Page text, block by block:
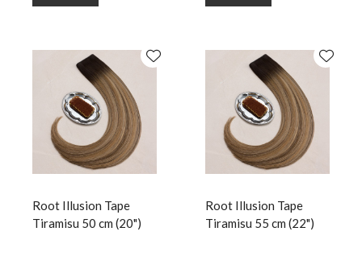
Root Illusion Tape
Tiramisu 50 cm (20")
Root Illusion Tape
Tiramisu 55 cm (22")